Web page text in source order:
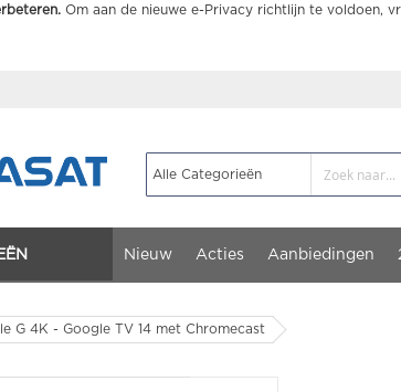
Om aan de nieuwe e-Privacy richtlijn te voldoen,
Nieuw Acties Aanbiedingen
G 4K - Google TV 14 met Chromecast